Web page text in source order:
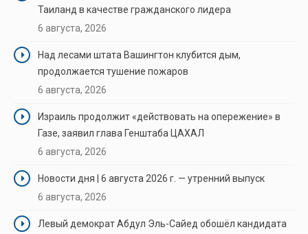
Таиланд в качестве гражданского лидера
6 августа, 2026
Над лесами штата Вашингтон клубится дым,
продолжается тушение пожаров
6 августа, 2026
Израиль продолжит «действовать на опережение» в
Газе, заявил глава Генштаба ЦАХАЛ
6 августа, 2026
Новости дня | 6 августа 2026 г. — утренний выпуск
6 августа, 2026
Левый демократ Абдул Эль-Сайед обошёл кандидата